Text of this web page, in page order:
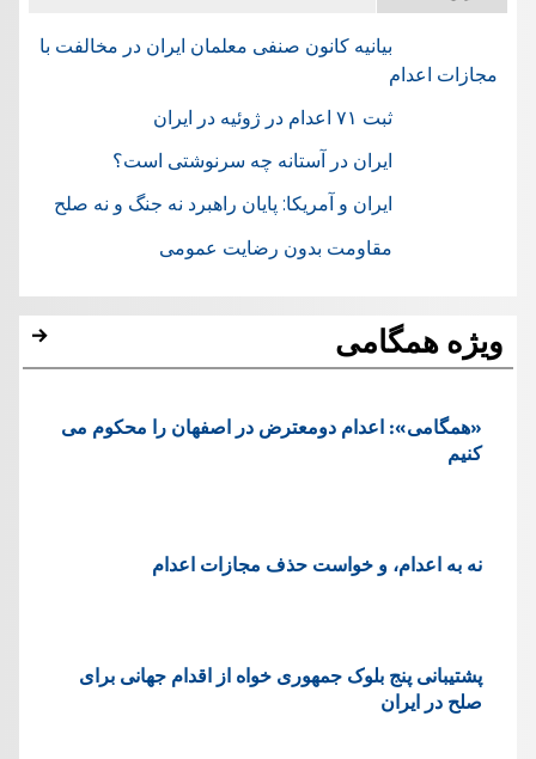
بیانیه کانون صنفی معلمان ایران در مخالفت با
مجازات اعدام
ثبت ۷۱ اعدام در ژوئيه در ایران
ایران در آستانه چه سرنوشتی است؟
ایران و آمریکا: پایان راهبرد نه جنگ و نه صلح
مقاومت بدون رضایت عمومی
ویژه همگامی
«همگامی»: اعدام دومعترض در اصفهان را محکوم می
کنیم
نه به اعدام، و خواست حذف مجازات اعدام
پشتيبانی پنج بلوک جمهوری خواه از اقدام جهانی برای
صلح در ایران